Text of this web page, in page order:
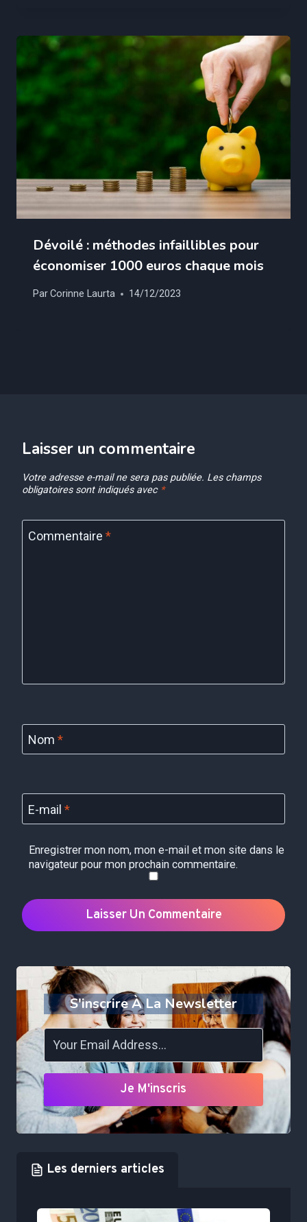
Dévoilé : méthodes infaillibles pour
économiser 1000 euros chaque mois
ParCorinne Laurta 14/12/2023
Laisser un commentaire
Votre adresse e-mail ne sera pas publiée. Les champs
obligatoires sont indiqués avec *
Commentaire *
Nom *
E-mail *
Enregistrer mon nom, mon e-mail et mon site dans le
navigateur pour mon prochain commentaire.
S'inscrire À La Newsletter
Je M'inscris
Les derniers articles